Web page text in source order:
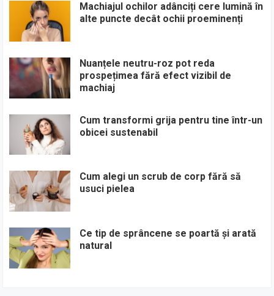
Machiajul ochilor adânciți cere lumină în
alte puncte decât ochii proeminenți
Nuanțele neutru-roz pot reda
prospețimea fără efect vizibil de
machiaj
Cum transformi grija pentru tine într-un
obicei sustenabil
Cum alegi un scrub de corp fără să
usuci pielea
Ce tip de sprâncene se poartă și arată
natural